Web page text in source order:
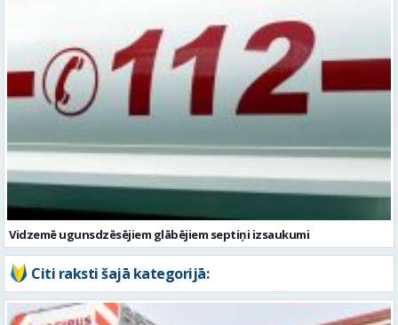
Vidzemē ugunsdzēsējiem glābējiem septiņi izsaukumi
Citi raksti šajā kategorijā: